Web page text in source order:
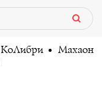
КоЛибри Махаон